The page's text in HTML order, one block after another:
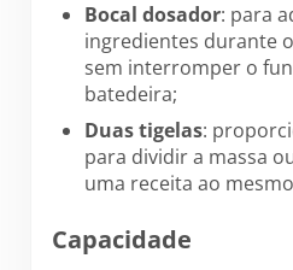
Bocal dosador: para
ingredientes durante
sem interromper o
batedeira;
Duas tigelas:
para dividir a massa
uma receita ao
Capacidade